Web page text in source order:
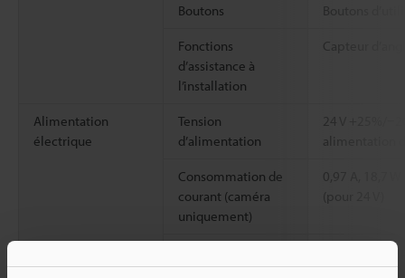
Boutons Boutons
Fonctions
d’assistance à
l’installation
Capteur
Alimentation
électrique
Tension
d’alimentation
24 V +25%/
alimentation
Consommation de
courant (caméra
uniquement)
0,97 A, 18,7
(pour 24 V)
courant (éclairage
4,7 A, 89,7
(pour 24 V)